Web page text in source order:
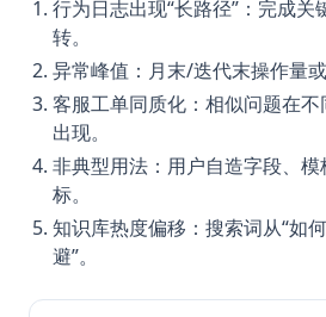
行为日志出现“长路径”：完成关
转。
异常峰值：月末/迭代末操作量或
客服工单同质化：相似问题在
出现。
非典型用法：用户自造字段、模
标。
知识库热度偏移：搜索词从“如
避”。